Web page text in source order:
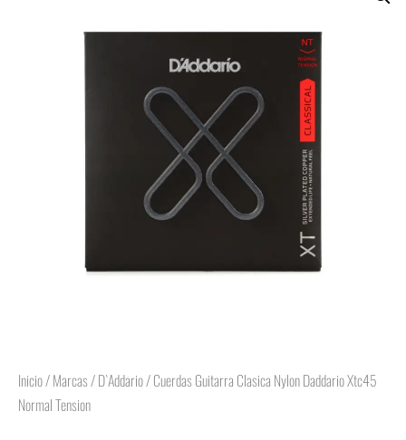
Inicio/Marcas/D`Addario/ Cuerdas Guitarra Clasica Nylon Daddario Xtc45
Normal Tension